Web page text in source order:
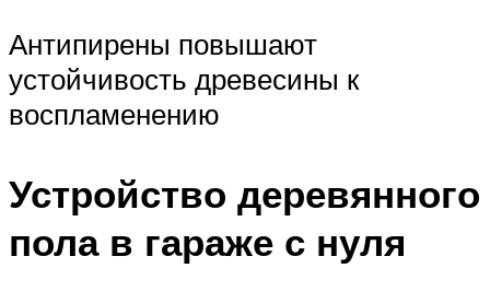
Антипирены повышают
устойчивость древесины к
воспламенению
Устройство деревянного
пола в гараже с нуля